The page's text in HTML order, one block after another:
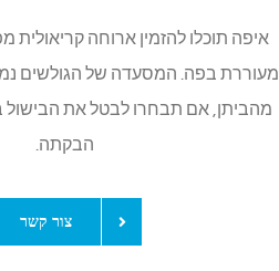
איפה תוכלו להזמין ארוחה קריאולית
מעוררת בפה. המסעדה של הגולשים
מהביתן, אם תבחרו לבטל את
הבקתה.
צור קשר